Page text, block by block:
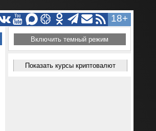
18+
Включить темный режим
Показать курсы криптовалют